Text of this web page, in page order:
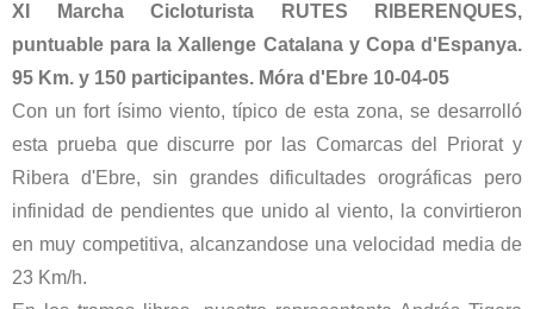
XI Marcha Cicloturista RUTES RIBERENQUES,
puntuable para la Xallenge Catalana y Copa d'Espanya.
95 Km. y 150 participantes. Móra d'Ebre 10-04-05
Con un fort ísimo viento, típico de esta zona, se desarrolló
esta prueba que discurre por las Comarcas del Priorat y
Ribera d'Ebre, sin grandes dificultades orográficas pero
infinidad de pendientes que unido al viento, la convirtieron
en muy competitiva, alcanzandose una velocidad media de
23 Km/h.